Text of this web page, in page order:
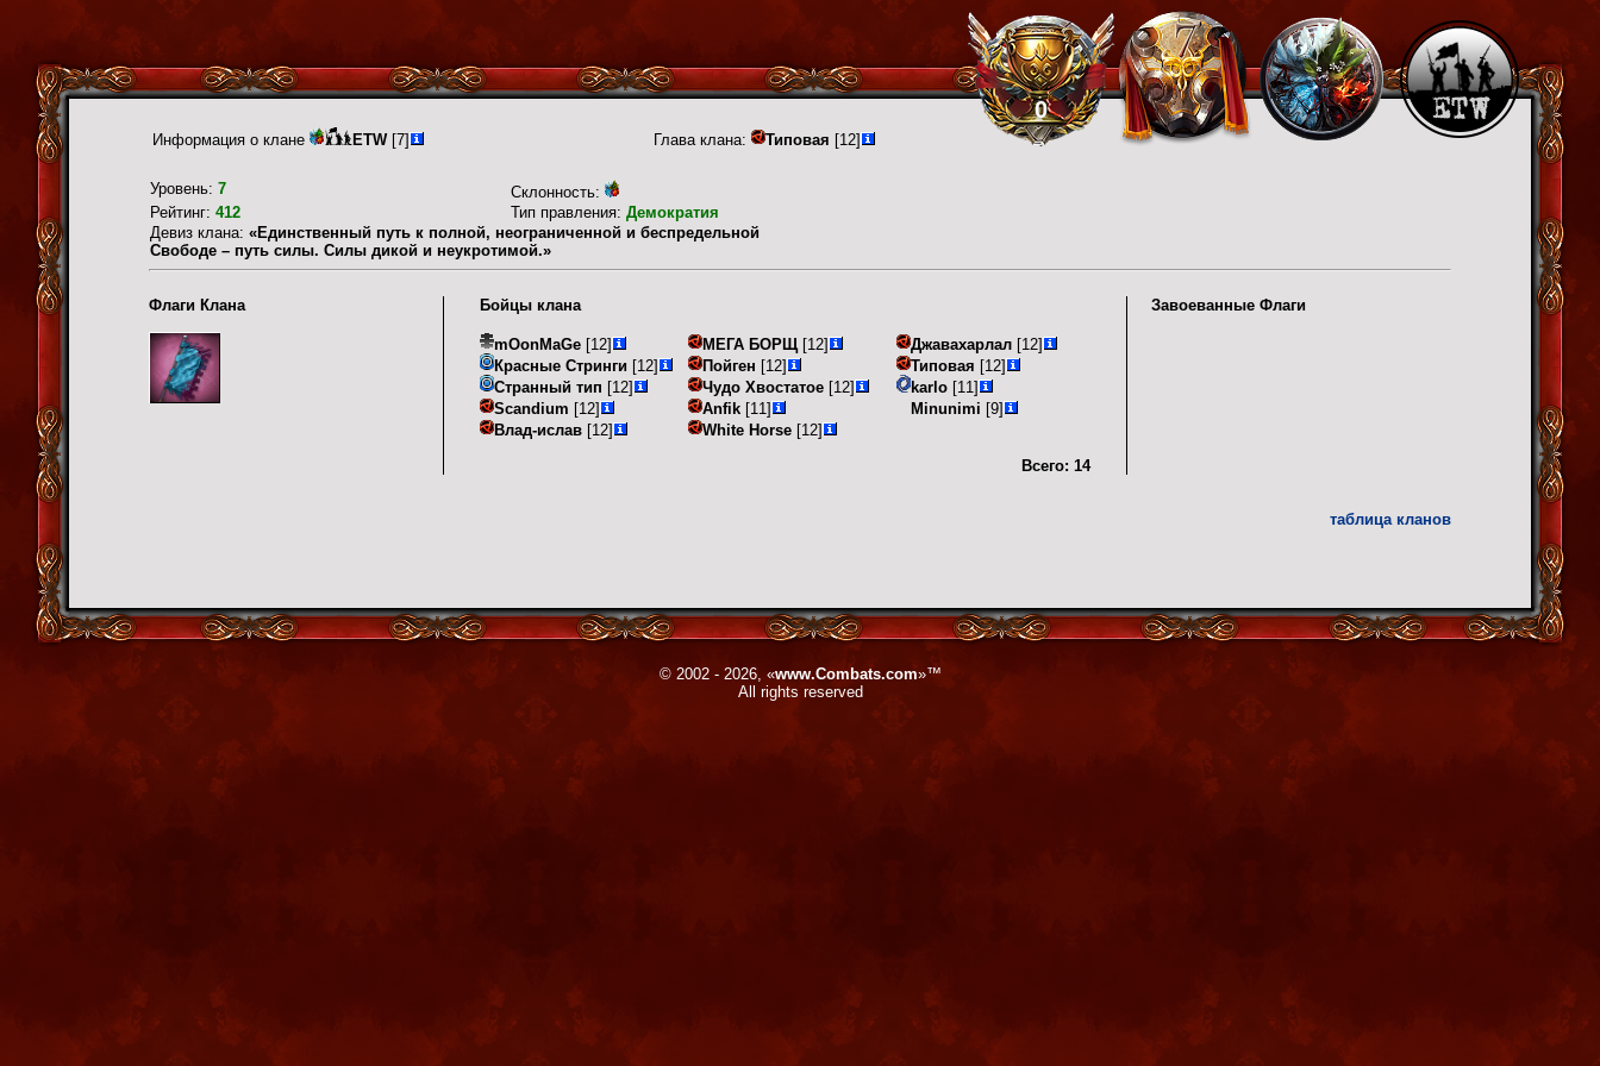
0
Информация о клане ETW[7] Глава клана: Типовая [12]
Уровень: 7
Склонность:
Рейтинг: 412 Тип правления: Демократия
Девиз клана: «Единственный путь к полной, неограниченной и беспредельной
Свободе – путь силы. Силы дикой и неукротимой.»
Флаги Клана Бойцы клана
mOonMaGe [12]
Красные Стринги [12]
Странный тип [12]
Scandium [12]
Влад-ислав [12]
МЕГА БОРЩ[12]
Пойген [12]
Чудо Хвостатое [12]
Anfik [11]
White Horse [12]
Джавахарлал [12]
Типовая [12]
karlo [11]
Minunimi [9]
Всего: 14
Завоеванные Флаги
таблица кланов
© 2002 - 2026, «www.Combats.com»™
All rights reserved